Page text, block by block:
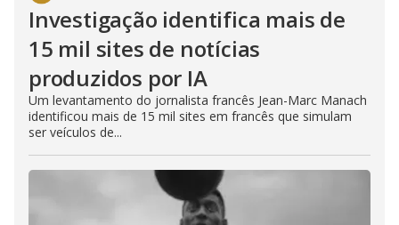
Investigação identifica mais de
15 mil sites de notícias
produzidos por IA
Um levantamento do jornalista francês Jean-Marc Manach
identificou mais de 15 mil sites em francês que simulam
ser veículos de...